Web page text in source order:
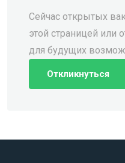
Сейчас открытых
этой страницей или
для будущих
Откликнуться